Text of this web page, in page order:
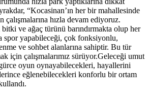
“Kocasinan’ın her bir mahallesinde
çalışmalarına hızla devam ediyoruz.
bitki ve ağaç türünü barındırmakta olup her
spor yapabileceği, çok fonksiyonlu,
ve sohbet alanlarına sahiptir. Bu tür
için çalışmalarımız sürüyor.Geleceği umut
oyun oynayabilecekleri, hayallerini
eğlenebilecekleri konforlu bir ortam